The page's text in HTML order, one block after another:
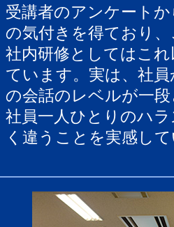
受講者のアンケート
の気付きを得ており
社内研修としてはこ
ています。実は、社
の会話のレベルが一
社員一人ひとりのハ
く違うことを実感し